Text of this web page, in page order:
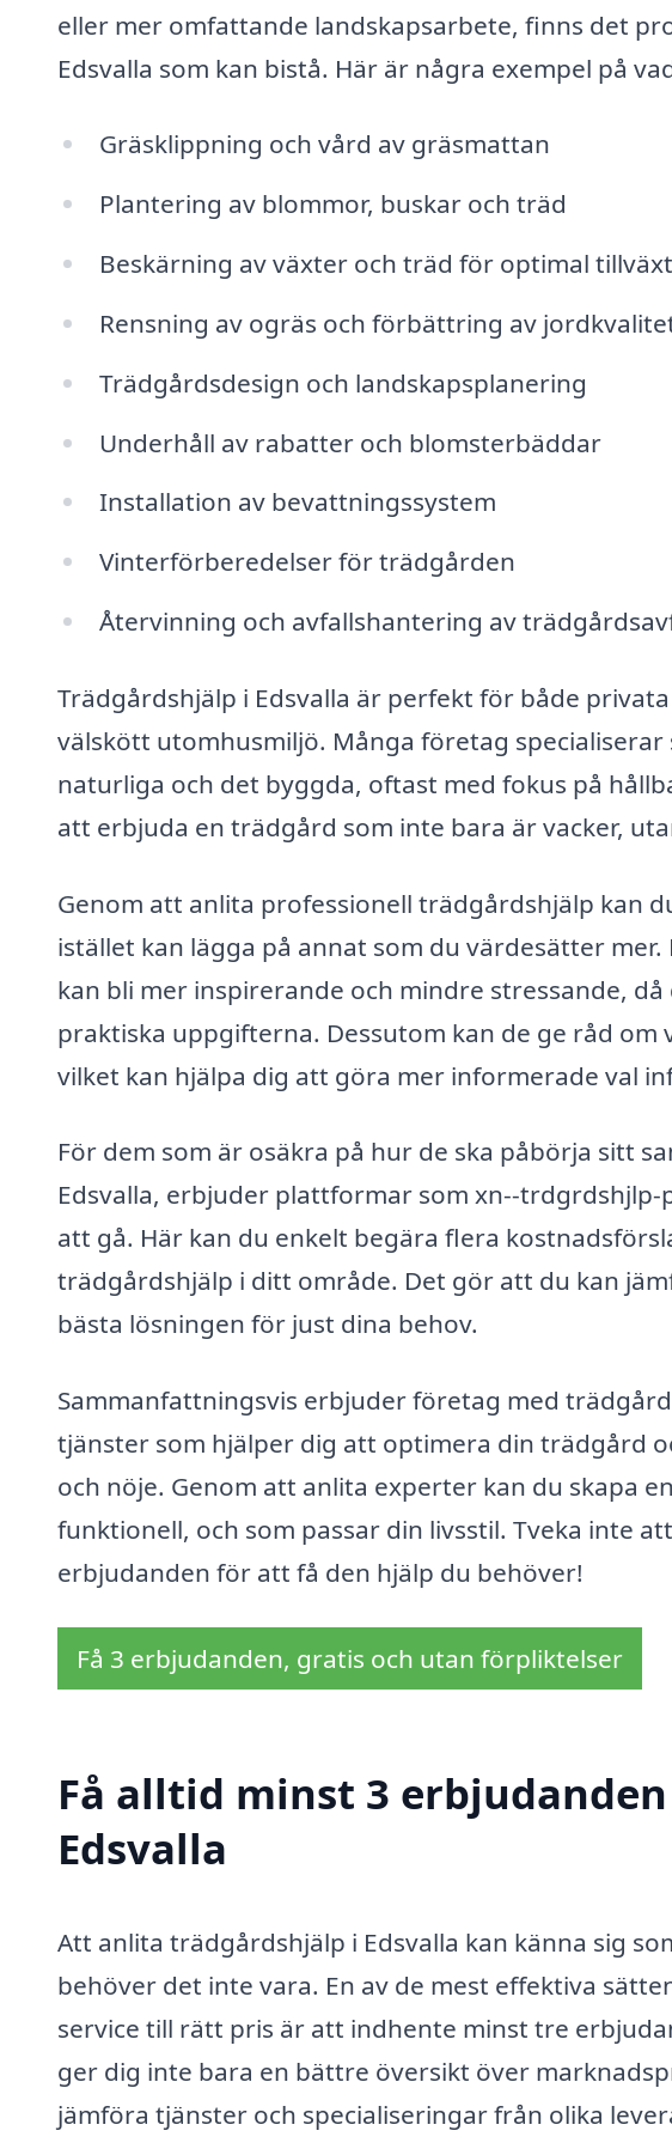
eller mer omfattande landskapsarbete, finns det
Edsvalla som kan bistå. Här är några exempel på
Gräsklippning och vård av gräsmattan
Plantering av blommor, buskar och träd
Beskärning av växter och träd för optimal tillväxt
Rensning av ogräs och förbättring av
Trädgårdsdesign och landskapsplanering
Underhåll av rabatter och blomsterbäddar
Installation av bevattningssystem
Vinterförberedelser för trädgården
Återvinning och avfallshantering av
Trädgårdshjälp i Edsvalla är perfekt för både
välskött utomhusmiljö. Många företag
naturliga och det byggda, oftast med fokus på
att erbjuda en trädgård som inte bara är vacker,
Genom att anlita professionell trädgårdshjälp kan
istället kan lägga på annat som du värdesätter
kan bli mer inspirerande och mindre stressande,
praktiska uppgifterna. Dessutom kan de ge råd
vilket kan hjälpa dig att göra mer informerade val
För dem som är osäkra på hur de ska påbörja sitt
Edsvalla, erbjuder plattformar som xn--trdgrdshjlp-
att gå. Här kan du enkelt begära flera
trädgårdshjälp i ditt område. Det gör att du kan
bästa lösningen för just dina behov.
Sammanfattningsvis erbjuder företag med
tjänster som hjälper dig att optimera din trädgård
och nöje. Genom att anlita experter kan du skapa
funktionell, och som passar din livsstil. Tveka inte
erbjudanden för att få den hjälp du behöver!
Få 3 erbjudanden, gratis och utan förpliktelser
Få alltid minst 3
Edsvalla
Att anlita trädgårdshjälp i Edsvalla kan känna sig
behöver det inte vara. En av de mest effektiva
service till rätt pris är att indhente minst tre
ger dig inte bara en bättre översikt över
jämföra tjänster och specialiseringar från olika